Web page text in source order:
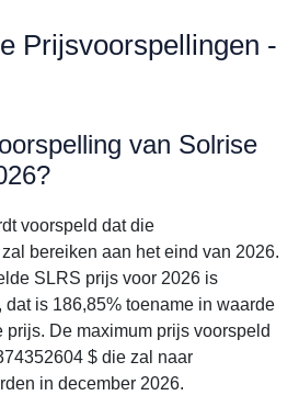
Prijsvoorspellingen -
van Solrise
voorspeld dat die
bereiken aan het eind van 2026.
SLRS prijs voor 2026 is
is 186,85% toename in waarde
De maximum prijs voorspeld
$ die zal naar
in december 2026.